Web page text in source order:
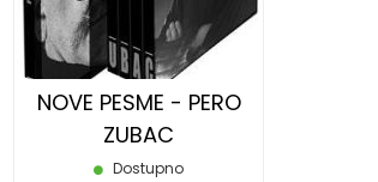
NOVE PESME - PERO
ZUBAC
Dostupno
ŽELJA